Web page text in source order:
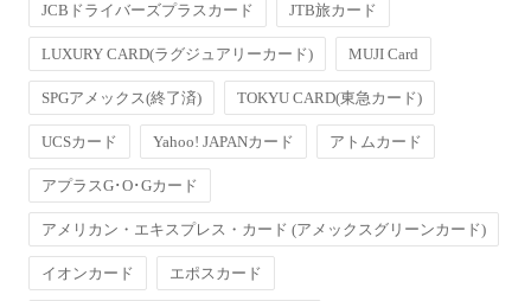
JCBドライバーズプラスカード JTB旅カード
LUXURY CARD(ラグジュアリーカード) MUJI Card
SPGアメックス(終了済) TOKYU CARD(東急カード)
UCSカード Yahoo! JAPANカード アトムカード
アプラスG･O･Gカード
アメリカン・エキスプレス・カード (アメックスグリーンカード)
イオンカード エポスカード